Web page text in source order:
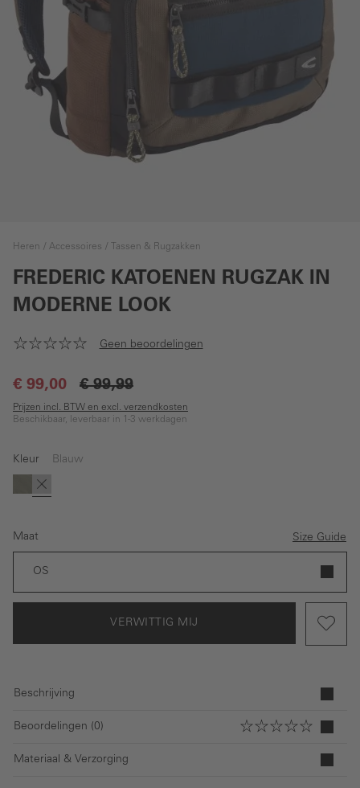
Heren Accessoires Tassen & Rugzakken
FREDERIC KATOENEN RUGZAK IN
MODERNE LOOK
Geen beoordelingen
€ 99,00 € 99,99
Prijzen incl. BTW en excl. verzendkosten
Beschikbaar, leverbaar in 1-3 werkdagen
Kleur Blauw
GroenBlauw
(Deze optie is momenteel niet beschikbaar.)
Maat Size Guide
OS
VERWITTIG MIJ
Beschrijving
Beoordelingen (0)
Materiaal & Verzorging